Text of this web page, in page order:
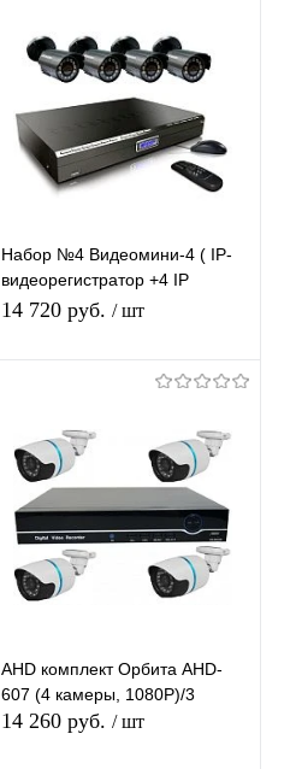
Набор №4 Видеомини-4 ( IP-
видеорегистратор +4 IP
видеокамеры)
14 720 руб. / шт
Купить в 1
клик
К
сравнению
В избранное
Недоступно
AHD комплект Орбита AHD-
607 (4 камеры, 1080Р)/3
14 260 руб. / шт